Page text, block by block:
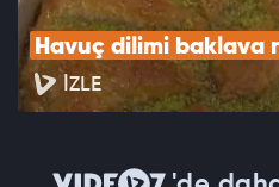
Havuç dilimi baklava
İZLE